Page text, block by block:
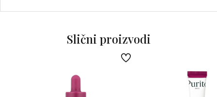
Granadov kremasti sapun izrađen je od 76 % sastojaka
murumuru maslacem i kokosovim uljem, sastojcima koji
posebno doprinose hidrataciji kože. Sapun nježno čisti,
omekšava i ostavlja kožu dugotrajno mirisnom.
2 × sapun 150 g
Slični proizvodi